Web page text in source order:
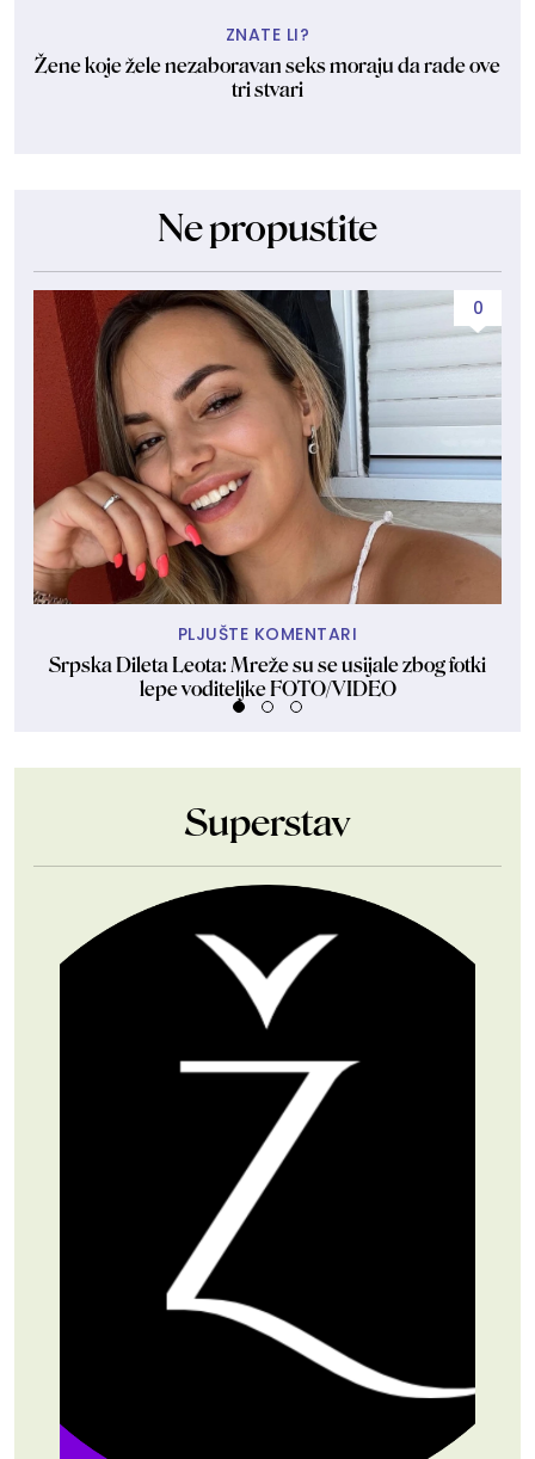
ZNATE LI?
Žene koje žele nezaboravan seks moraju da rade ove
tri stvari
Ne propustite
0
PLJUŠTE KOMENTARI
Srpska Dileta Leota: Mreže su se usijale zbog fotki
lepe voditeljke FOTO/VIDEO
Superstav